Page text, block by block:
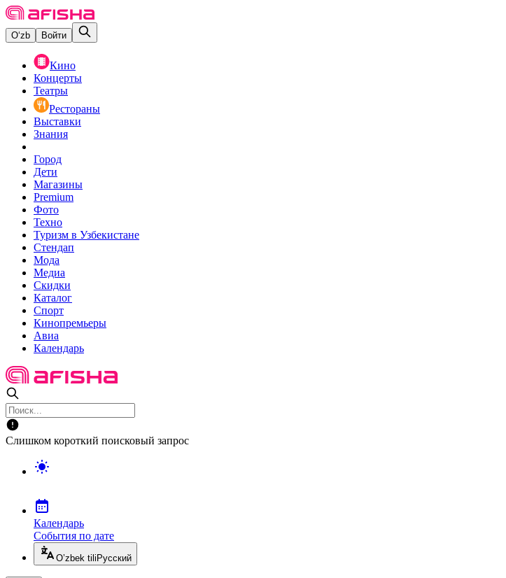
O‘zb Войти
Кино
Концерты
Театры
Рестораны
Выставки
Знания
Город
Дети
Магазины
Premium
Фото
Техно
Туризм в Узбекистане
Стендап
Мода
Медиа
Скидки
Каталог
Спорт
Кинопремьеры
Авиа
Календарь
Слишком короткий поисковый запрос
Календарь
События по дате
O’zbek tili Русский